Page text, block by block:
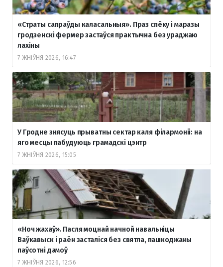
«Страты сапраўды каласальныя». Праз спёку і маразы
гродзенскі фермер застаўся практычна без ураджаю
лахіны
7 ЖНІЎНЯ 2026, 16:47
У Гродне знясуць прыватны сектар каля філармоніі: на
яго месцы пабудуюць грамадскі цэнтр
7 ЖНІЎНЯ 2026, 15:05
«Ноч жахаў». Пасля моцнай начной навальніцы
Ваўкавыск і раён засталіся без святла, пашкоджаны
паўсотні дамоў
7 ЖНІЎНЯ 2026, 12:56